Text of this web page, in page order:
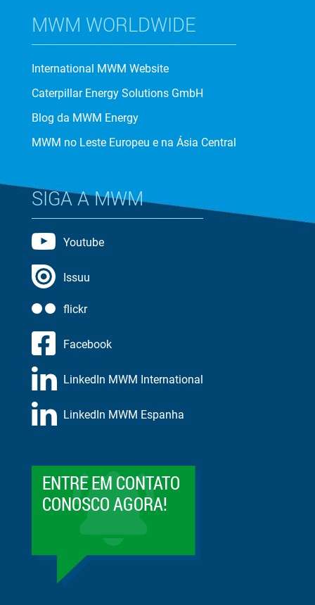
MWM WORLDWIDE
International MWM Website
Caterpillar Energy Solutions GmbH
Blog da MWM Energy
MWM no Leste Europeu e na Ásia Central
SIGA A MWM
Youtube
Issuu
flickr
Facebook
LinkedIn MWM International
LinkedIn MWM Espanha
ENTRE EM CONTATO
CONOSCO AGORA!